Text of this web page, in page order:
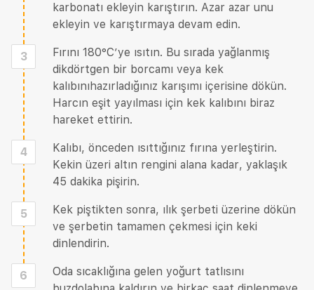
karbonatı ekleyin karıştırın. Azar azar unu
ekleyin ve karıştırmaya devam edin.
3
Fırını 180°C’ye ısıtın. Bu sırada yağlanmış
dikdörtgen bir borcamı veya kek
kalıbınıhazırladığınız karışımı içerisine dökün.
Harcın eşit yayılması için kek kalıbını biraz
hareket ettirin.
4
Kalıbı, önceden ısıttığınız fırına yerleştirin.
Kekin üzeri altın rengini alana kadar, yaklaşık
45 dakika pişirin.
5
Kek piştikten sonra, ılık şerbeti üzerine dökün
ve şerbetin tamamen çekmesi için keki
dinlendirin.
6
Oda sıcaklığına gelen yoğurt tatlısını